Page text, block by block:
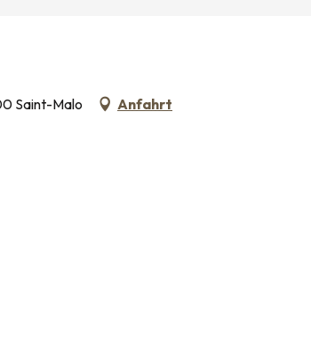
Saint-Malo Anfahrt